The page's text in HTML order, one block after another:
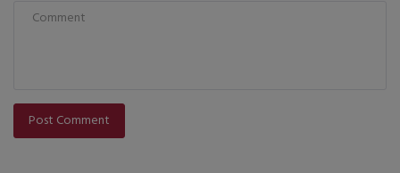
Post Comment